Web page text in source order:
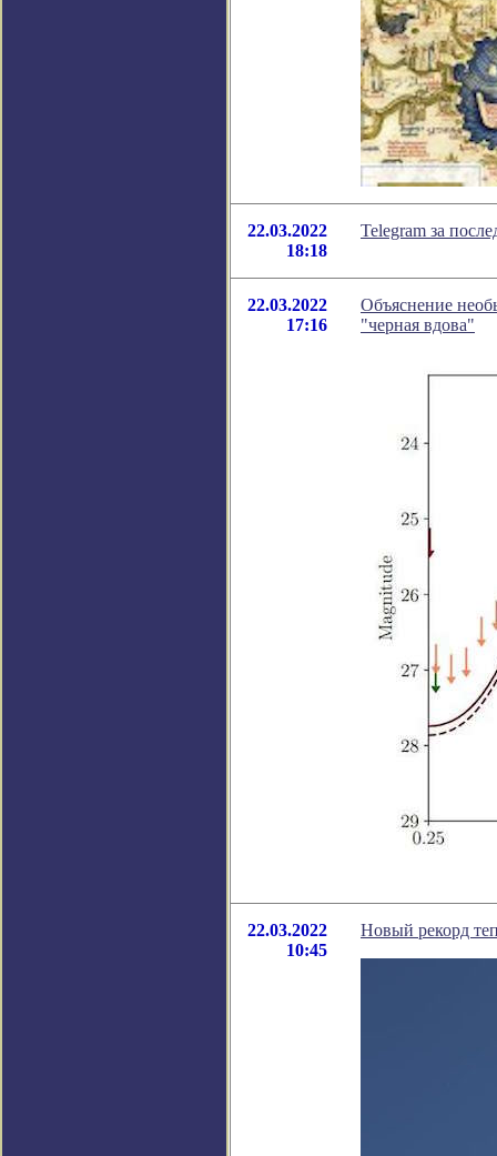
22.03.2022
18:18
Telegram за
22.03.2022
17:16
Объяснение
"черная вдова"
22.03.2022
10:45
Новый рекорд